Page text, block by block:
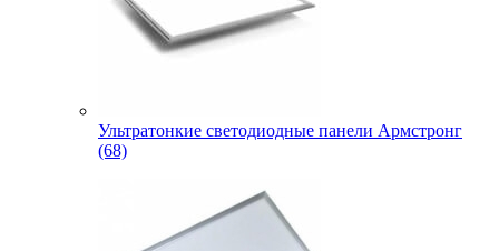
Ультратонкие светодиодные панели Армстронг
(68)